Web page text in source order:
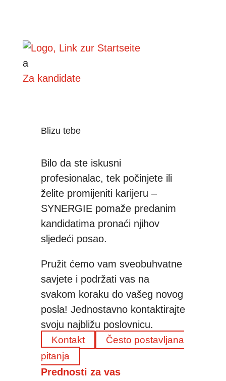
a
Za kandidate
Blizu tebe
Bilo da ste iskusni
profesionalac, tek počinjete ili
želite promijeniti karijeru –
SYNERGIE pomaže predanim
kandidatima pronaći njihov
sljedeći posao.
Pružit ćemo vam sveobuhvatne
savjete i podržati vas na
svakom koraku do vašeg novog
posla! Jednostavno kontaktirajte
svoju najbližu poslovnicu.
Kontakt
Često postavljana
pitanja
Prednosti za vas